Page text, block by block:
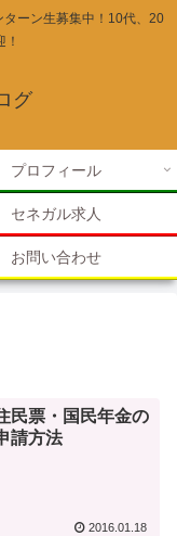
ターン生募集中！10代、20
グ
プロフィール
セネガル求人
お問い合わせ
民票・国民年金の
請方法
2016.01.18